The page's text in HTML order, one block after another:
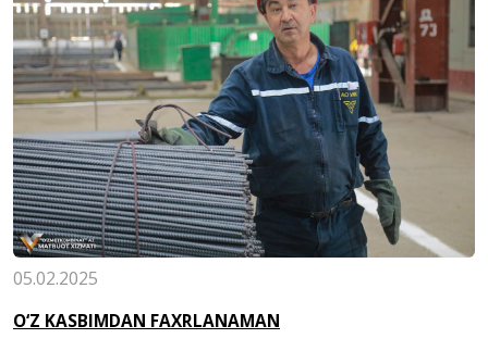
05.02.2025
O‘Z KASBIMDAN FAXRLANAMAN